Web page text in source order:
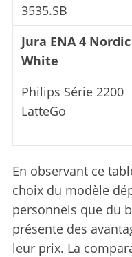
3535.SB
Jura ENA 4 Nordic
White
Philips Série 2200
LatteGo
En observant ce
choix du modèle
personnels que du
présente des
leur prix. La